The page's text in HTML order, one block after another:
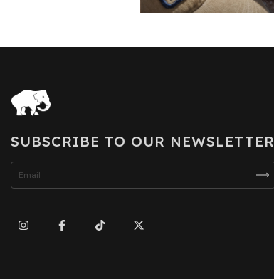
SUBSCRIBE TO OUR NEWSLETTER